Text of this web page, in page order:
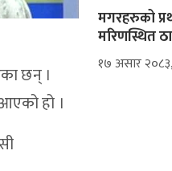
छन् ।
हो ।
मगरहरुको
मरिणस्थित
१७ असार